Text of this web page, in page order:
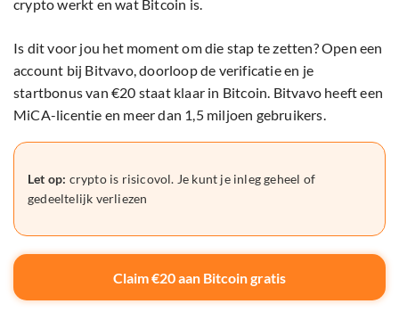
crypto werkt en wat Bitcoin is.
Is dit voor jou het moment om die stap te zetten? Open een
account bij Bitvavo, doorloop de verificatie en je
startbonus van €20 staat klaar in Bitcoin. Bitvavo heeft een
MiCA-licentie en meer dan 1,5 miljoen gebruikers.
Let op: crypto is risicovol. Je kunt je inleg geheel of
gedeeltelijk verliezen
Claim €20 aan Bitcoin gratis